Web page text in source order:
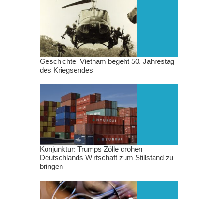
Geschichte: Vietnam begeht 50. Jahrestag
des Kriegsendes
Konjunktur: Trumps Zölle drohen
Deutschlands Wirtschaft zum Stillstand zu
bringen